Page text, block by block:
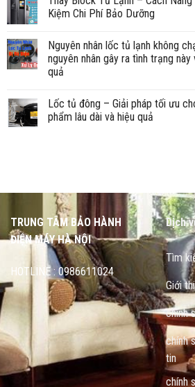
Kiệm Chi Phí Bảo Dưỡng
Nguyên nhân lốc tủ lạnh không
nguyên nhân gây ra tình trạng
quả
Lốc tủ đông – Giải pháp tối ưu
phẩm lâu dài và hiệu quả
TRUNG TÂM BẢO HÀNH
ĐIỆN MÁY HÀ NỘI
HOTLINE : 0986611024
Dịch
Tìm
Giới
chính
chính
tin
chính